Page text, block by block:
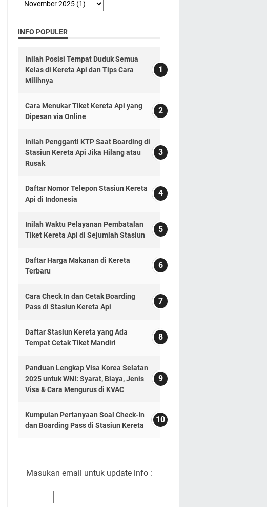
INFO POPULER
Inilah Posisi Tempat Duduk Semua
Kelas di Kereta Api dan Tips Cara
Milihnya
Cara Menukar Tiket Kereta Api yang
Dipesan via Online
Inilah Pengganti KTP Saat Boarding di
Stasiun Kereta Api Jika Hilang atau
Rusak
Daftar Nomor Telepon Stasiun Kereta
Api di Indonesia
Inilah Waktu Pelayanan Pembatalan
Tiket Kereta Api di Sejumlah Stasiun
Daftar Harga Makanan di Kereta
Terbaru
Cara Check In dan Cetak Boarding
Pass di Stasiun Kereta Api
Daftar Stasiun Kereta yang Ada
Tempat Cetak Tiket Mandiri
Panduan Lengkap Visa Korea Selatan
2025 untuk WNI: Syarat, Biaya, Jenis
Visa & Cara Mengurus di KVAC
Kumpulan Pertanyaan Soal Check-In
dan Boarding Pass di Stasiun Kereta
Masukan email untuk update info :